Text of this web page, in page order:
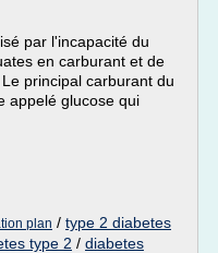
par l'incapacité du
en carburant et de
principal carburant du
appelé glucose qui
plan / type 2 diabetes
type 2 / diabetes